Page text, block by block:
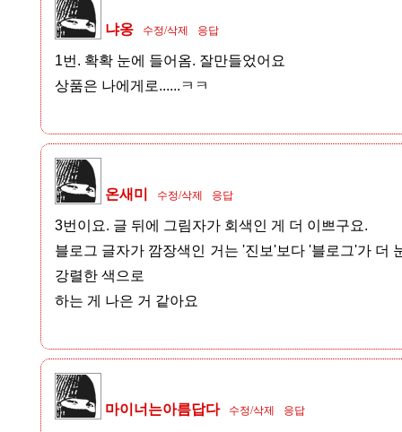
냐옹 수정/삭제 응답
1번. 확확 눈에 들어옴. 잘만들었어요
상품은 나에게로......ㅋㅋ
온새미 수정/삭제 응답
3번이요. 글 뒤에 그림자가 회색인 게 더 이쁘구요.
블로그 글자가 깜장색인 거는 '진보'보다 '블로그'가 더
강렬한 색으로
하는 게 나은 거 같아요
마이너는아름답다 수정/삭제 응답